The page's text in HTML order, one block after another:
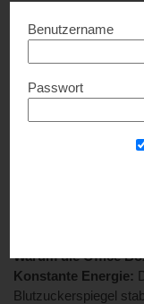
Nervennahrung
Das Kraftpaket für
10x Tafeln
die Nerven –
Kick für
10x
Extraportion
Warum die Office
Konstante Energie:
Blutzuckerspiegel
Benutzername
Passwort